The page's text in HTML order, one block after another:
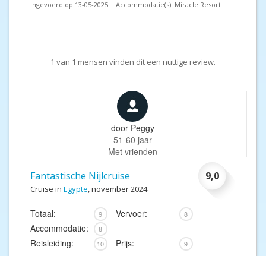
Ingevoerd op 13-05-2025 | Accommodatie(s): Miracle Resort
1 van 1 mensen vinden dit een nuttige review.
door Peggy
51-60 jaar
Met vrienden
9,0
Fantastische Nijlcruise
Cruise in Egypte, november 2024
Totaal: 9 Vervoer: 8
Accommodatie: 8
Reisleiding: 10 Prijs: 9